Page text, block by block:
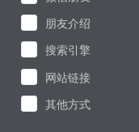
朋友介绍
搜索引擎
网站链接
其他方式